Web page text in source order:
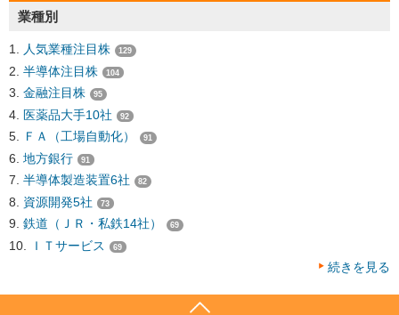
業種別
人気業種注目株 129
半導体注目株 104
金融注目株 95
医薬品大手10社 92
ＦＡ（工場自動化） 91
地方銀行 91
半導体製造装置6社 82
資源開発5社 73
鉄道（ＪＲ・私鉄14社） 69
ＩＴサービス 69
続きを見る